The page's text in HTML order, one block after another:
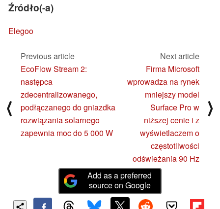
Źródło(-a)
Elegoo
⟨
Previous article
EcoFlow Stream 2:
następca
zdecentralizowanego,
podłączanego do gniazdka
rozwiązania solarnego
zapewnia moc do 5 000 W
Next article
Firma Microsoft
wprowadza na rynek
mniejszy model
Surface Pro w
niższej cenie i z
wyświetlaczem o
częstotliwości
odświeżania 90 Hz
⟩
Add as a preferred
source on Google